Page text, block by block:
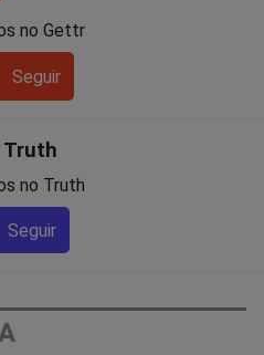
no Gettr
Seguir
Truth
no Truth
Seguir